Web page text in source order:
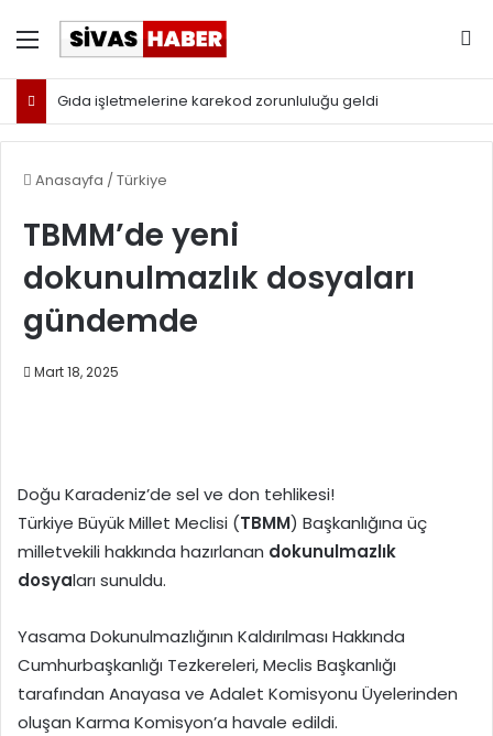
Menü
Gıda işletmelerine karekod zorunluluğu geldi
Anasayfa / Türkiye
TBMM’de yeni
dokunulmazlık dosyaları
gündemde
Mart 18, 2025
Doğu Karadeniz’de sel ve don tehlikesi!
Türkiye Büyük Millet Meclisi (TBMM) Başkanlığına üç
milletvekili hakkında hazırlanan dokunulmazlık
dosyaları sunuldu.
Yasama Dokunulmazlığının Kaldırılması Hakkında
Cumhurbaşkanlığı Tezkereleri, Meclis Başkanlığı
tarafından Anayasa ve Adalet Komisyonu Üyelerinden
oluşan Karma Komisyon’a havale edildi.